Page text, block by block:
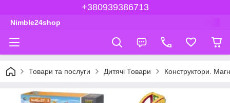
+380939386713
Nimble24shop
Товари та послуги Дитячі Товари Конструктори.